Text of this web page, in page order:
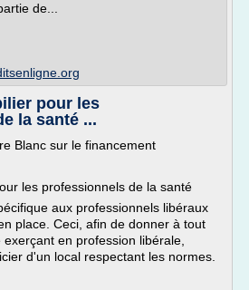
de...
pour les
la santé ...
Blanc sur le financement
les professionnels de la santé
aux professionnels libéraux
place. Ceci, afin de donner à tout
en profession libérale,
d'un local respectant les normes.